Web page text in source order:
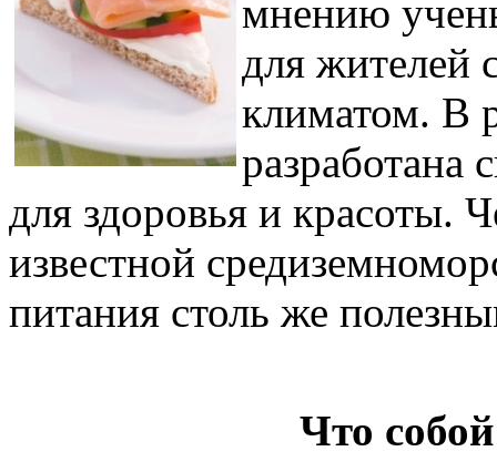
мнению
для жителей
климатом. В
разработана
для здоровья и красоты.
известной
питания столь же
Что